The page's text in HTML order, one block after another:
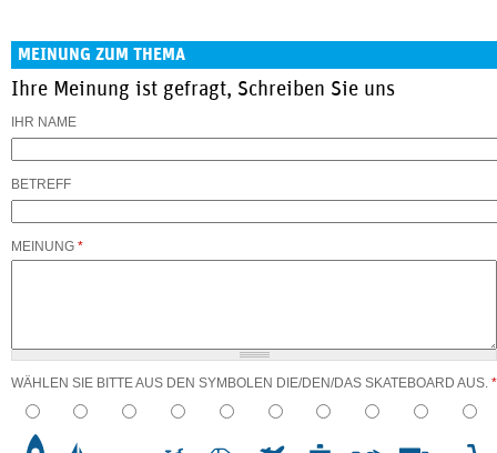
MEINUNG ZUM THEMA
Ihre Meinung ist gefragt, Schreiben Sie uns
IHR NAME
BETREFF
MEINUNG *
WÄHLEN SIE BITTE AUS DEN SYMBOLEN DIE/DEN/DAS SKATEBOARD AUS. *